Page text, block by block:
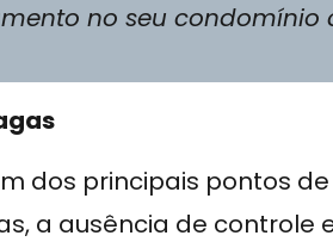
no seu condomínio
dos principais pontos
a ausência de controle